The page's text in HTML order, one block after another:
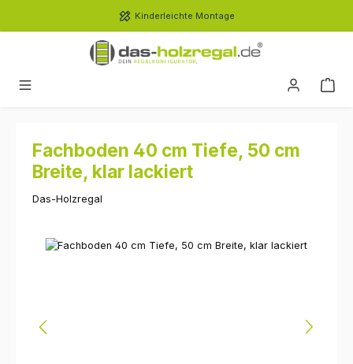
Zum Hauptinhalt springen Kinderleichte Montage
Fachboden 40 cm Tiefe, 50 cm
Breite, klar lackiert
Das-Holzregal